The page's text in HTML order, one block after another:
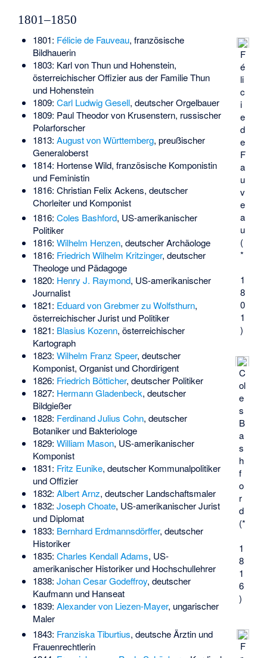
1801–1850
F
é
li
c
i
e
d
e
F
a
u
v
e
a
u
(
*
1
8
0
1
)
1801: Félicie de Fauveau, französische
Bildhauerin
1803: Karl von Thun und Hohenstein,
österreichischer Offizier aus der Familie Thun
und Hohenstein
1809: Carl Ludwig Gesell, deutscher Orgelbauer
1809: Paul Theodor von Krusenstern, russischer
Polarforscher
1813: August von Württemberg, preußischer
Generaloberst
1814: Hortense Wild, französische Komponistin
und Feministin
1816: Christian Felix Ackens, deutscher
Chorleiter und Komponist
C
ol
e
s
B
a
s
h
f
o
r
d
(*
1
8
1
6
)
1816: Coles Bashford, US-amerikanischer
Politiker
1816: Wilhelm Henzen, deutscher Archäologe
1816: Friedrich Wilhelm Kritzinger, deutscher
Theologe und Pädagoge
1820: Henry J. Raymond, US-amerikanischer
Journalist
1821: Eduard von Grebmer zu Wolfsthurn,
österreichischer Jurist und Politiker
1821: Blasius Kozenn, österreichischer
Kartograph
1823: Wilhelm Franz Speer, deutscher
Komponist, Organist und Chordirigent
1826: Friedrich Bötticher, deutscher Politiker
1827: Hermann Gladenbeck, deutscher
Bildgießer
1828: Ferdinand Julius Cohn, deutscher
Botaniker und Bakteriologe
1829: William Mason, US-amerikanischer
Komponist
1831: Fritz Eunike, deutscher Kommunalpolitiker
und Offizier
1832: Albert Arnz, deutscher Landschaftsmaler
1832: Joseph Choate, US-amerikanischer Jurist
und Diplomat
1833: Bernhard Erdmannsdörffer, deutscher
Historiker
1835: Charles Kendall Adams, US-
amerikanischer Historiker und Hochschullehrer
1838: Johan Cesar Godeffroy, deutscher
Kaufmann und Hanseat
1839: Alexander von Liezen-Mayer, ungarischer
Maler
F
1843: Franziska Tiburtius, deutsche Ärztin und
Frauenrechtlerin